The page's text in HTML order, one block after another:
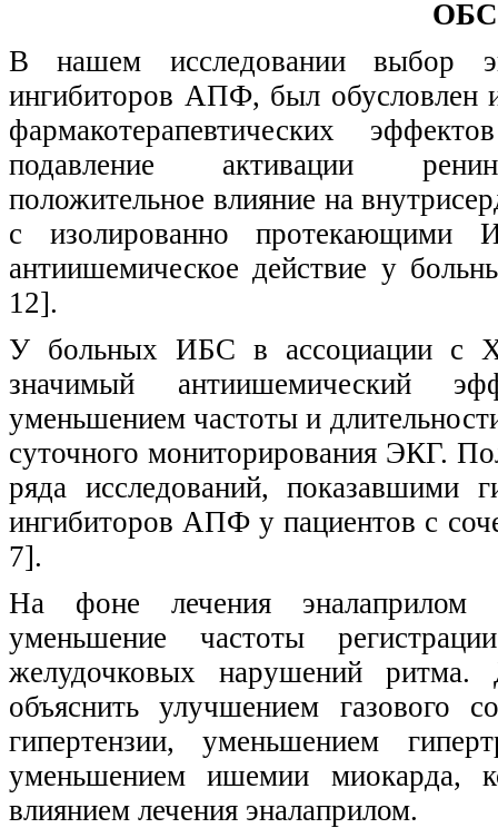
В нашем исследовании выбор
ингибиторов АПФ, был обусловлен
фармакотерапевтических
подавление активации ренин-
положительное влияние на
с изолированно
антиишемическое действие у
12].
У больных ИБС в ассоциации с
значимый антиишемический
уменьшением частоты и
суточного мониторирования ЭКГ.
ряда исследований, показавшими
ингибиторов АПФ у пациентов с
7].
На фоне лечения эналаприлом
уменьшение частоты
желудочковых нарушений
объяснить улучшением газового
гипертензии, уменьшением
уменьшением ишемии миокарда,
влиянием лечения эналаприлом.